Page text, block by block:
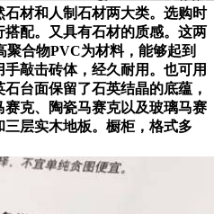
材和人制石材两大类。选购时
配。又具有石材的质感。这两
合物PVC为材料，能够起到
敲击砖体，经久耐用。也可用
台面保留了石英结晶的底蕴，
克、陶瓷马赛克以及玻璃马赛
层实木地板。橱柜，格式多